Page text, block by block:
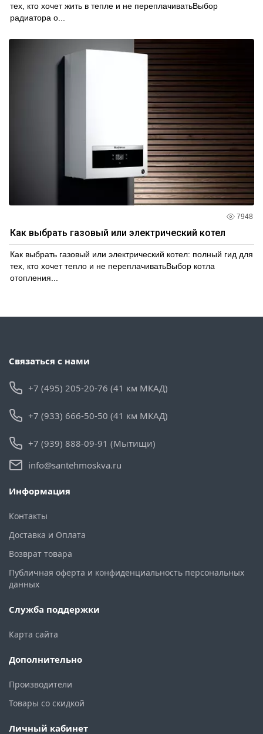
тех, кто хочет жить в тепле и не переплачиватьВыбор
радиатора о...
7948
Как выбрать газовый или электрический котел
Как выбрать газовый или электрический котел: полный гид для
тех, кто хочет тепло и не переплачиватьВыбор котла
отопления...
Связаться с нами
+7 (495) 205-20-76 (41 км МКАД)
+7 (933) 666-50-50 (41 км МКАД)
+7 (939) 888-09-91 (Мытищи)
info@santehmoskva.ru
Информация
Контакты
Доставка и Оплата
Возврат товара
Публичная оферта и конфиденциальность персональных
данных
Служба поддержки
Карта сайта
Дополнительно
Производители
Товары со скидкой
Личный кабинет